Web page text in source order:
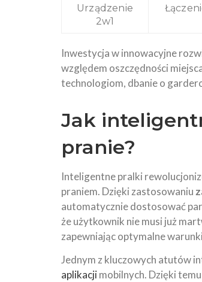
Urządzenie
2w1
Inwestycja w innowacyjne
względem oszczędności
technologiom, dbanie o
Jak
pranie?
Inteligentne pralki
praniem. Dzięki zastosowaniu
automatycznie dostosować
że użytkownik nie musi już
zapewniając optymalne
Jednym z kluczowych atutów
aplikacjimobilnych. Dzięki